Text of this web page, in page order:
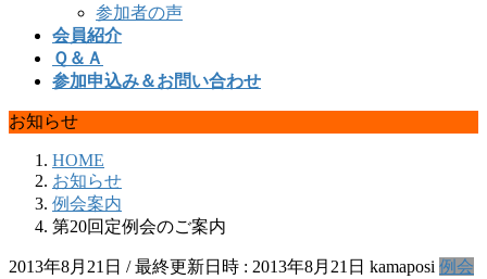
参加者の声
会員紹介
Ｑ＆Ａ
参加申込み＆お問い合わせ
お知らせ
HOME
お知らせ
例会案内
第20回定例会のご案内
2013年8月21日 / 最終更新日時 : 2013年8月21日 kamaposi 例会